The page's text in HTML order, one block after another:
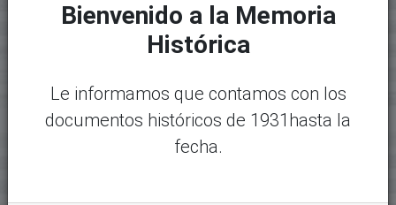
Bienvenido a la Memoria
Histórica
Le informamos que contamos con los
documentos históricos de 1931hasta la
fecha.